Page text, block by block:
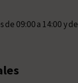
de 09:00 a 14:00 y